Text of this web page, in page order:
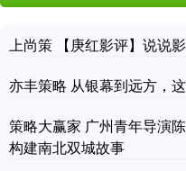
上尚策 【庚红影评】说说
亦丰策略 从银幕到远方，
策略大赢家 广州青年导演
构建南北双城故事